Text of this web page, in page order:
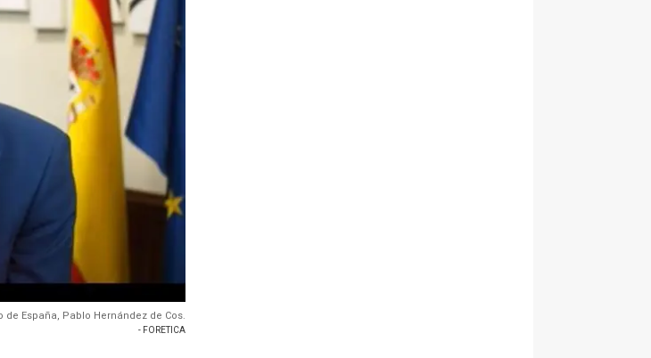
de España, Pablo Hernández de Cos.
- FORETICA